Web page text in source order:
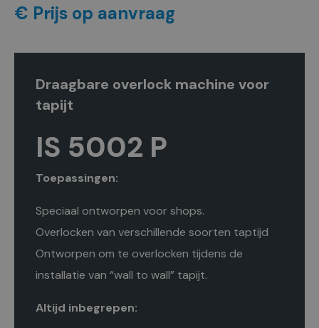
€ Prijs op aanvraag
Draagbare overlock machine voor
tapijt
IS 5002 P
Toepassingen:
Speciaal ontworpen voor shops.
Overlocken van verschillende soorten taptijd
Ontworpen om te overlocken tijdens de
installatie van “wall to wall” tapijt.
Altijd inbegrepen: